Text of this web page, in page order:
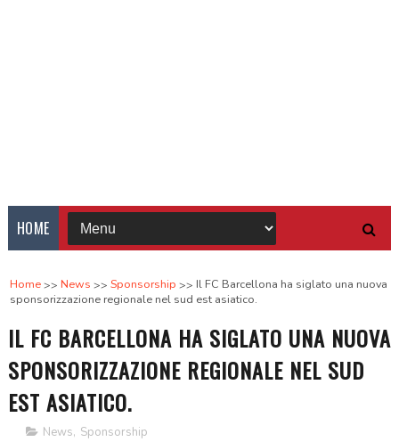
HOME
Home News Sponsorship
Il FC Barcellona ha siglato una nuova
sponsorizzazione regionale nel sud est asiatico.
IL FC BARCELLONA HA SIGLATO UNA NUOVA
SPONSORIZZAZIONE REGIONALE NEL SUD
EST ASIATICO.
News, Sponsorship